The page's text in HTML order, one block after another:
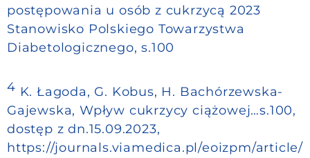
postępowania u osób z cukrzycą 2023
Stanowisko Polskiego Towarzystwa
Diabetologicznego, s.100
4 K. Łagoda, G. Kobus, H. Bachórzewska-
Gajewska, Wpływ cukrzycy ciążowej…s.100,
dostęp z dn.15.09.2023,
https://journals.viamedica.pl/eoizpm/article/